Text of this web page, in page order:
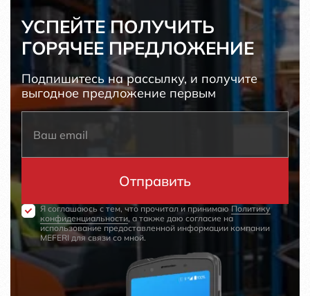
УСПЕЙТЕ ПОЛУЧИТЬ
ГОРЯЧЕЕ ПРЕДЛОЖЕНИЕ
Подпишитесь на рассылку, и получите
выгодное предложение первым
Я соглашаюсь с тем, что прочитал и принимаю Политику
конфиденциальности, а также даю согласие на
использование предоставленной информации компании
MEFERI для связи со мной.